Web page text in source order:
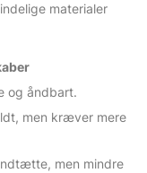
materialer
og åndbart.
men kræver mere
men mindre